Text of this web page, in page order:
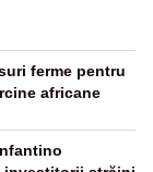
ferme pentru
africane